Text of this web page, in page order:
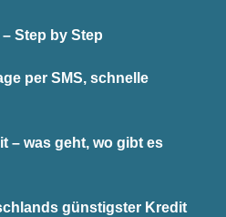
Step by Step
per SMS, schnelle
– was geht, wo gibt es
günstigster Kredit